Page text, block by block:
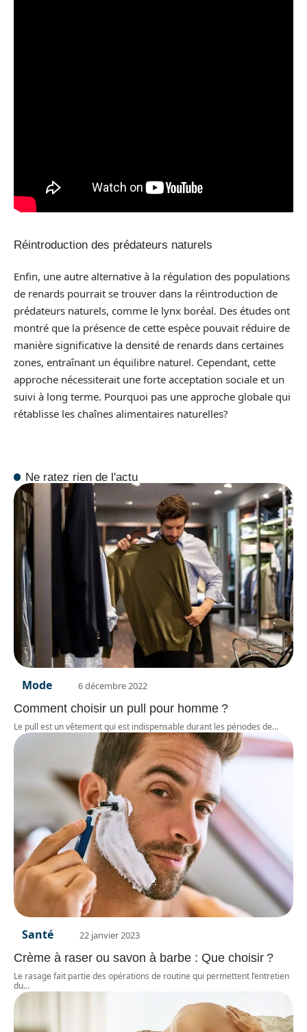
Réintroduction des prédateurs naturels
Enfin, une autre alternative à la régulation des populations
de renards pourrait se trouver dans la réintroduction de
prédateurs naturels, comme le lynx boréal. Des études ont
montré que la présence de cette espèce pouvait réduire de
manière significative la densité de renards dans certaines
zones, entraînant un équilibre naturel. Cependant, cette
approche nécessiterait une forte acceptation sociale et un
suivi à long terme. Pourquoi pas une approche globale qui
rétablisse les chaînes alimentaires naturelles?
Ne ratez rien de l'actu
Mode 6 décembre 2022
Comment choisir un pull pour homme ?
Le pull est un vêtement qui est indispensable durant les périodes de…
Santé 22 janvier 2023
Crème à raser ou savon à barbe : Que choisir ?
Le rasage fait partie des opérations de routine qui permettent l’entretien
du…